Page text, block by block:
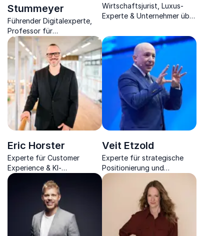
Stummeyer
Führender Digitalexperte,
Professor für
Wirtschaftsinformatik und
Digital Commerce sowie
Unternehmer.
Wirtschaftsjurist, Luxus-
Experte & Unternehmer über
Commerce.
Eric Horster
Experte für Customer
Experience & KI-
Transformation und als
mitreißender Redner
humorvoll, fundiert & direkt
Veit Etzold
Experte für strategische
Positionierung und
Kommunikation, gibt neue
Impulse für eine erfolgreiche
Differenzierung.